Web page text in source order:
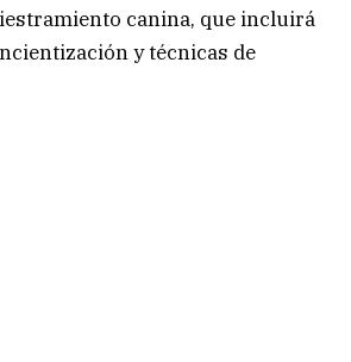
canina, que incluirá
y técnicas de